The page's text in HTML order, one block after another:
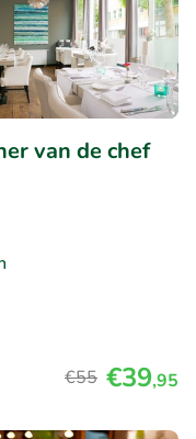
van de chef
€55 €39,95